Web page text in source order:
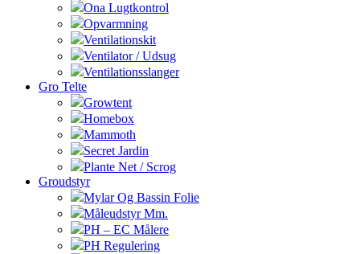
Ona Lugtkontrol
Opvarmning
Ventilationskit
Ventilator / Udsug
Ventilationsslanger
Gro Telte
Growtent
Homebox
Mammoth
Secret Jardin
Plante Net / Scrog
Groudstyr
Mylar Og Bassin Folie
Måleudstyr Mm.
PH – EC Målere
PH Regulering